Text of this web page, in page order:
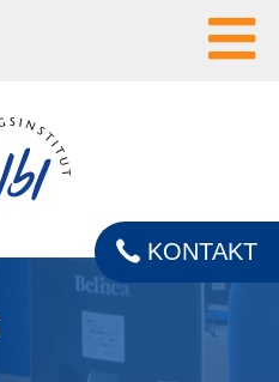
KONTAKT